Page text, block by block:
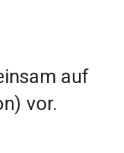
auf
vor.